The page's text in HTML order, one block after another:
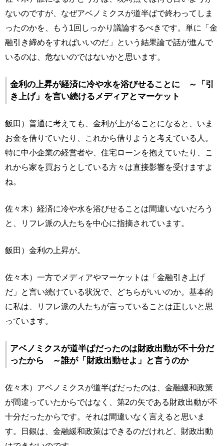
ないのですが、なぜアベノミクスが道半ばで終わってしま
ったのかを、もう1回しっかり議論するべきです。単に「金
融引き締めをすればいいのだ」という結果論で話が進んで
いるのは、危ないのではないかと思います。
金利の上昇が経済に冷や水を浴びせることに ～「引
き上げ」を言い続けるメディアとマーケット
飯田）普通に考えても、金利が上がることになると、いま
お金を借りていたり、これから借りようと考えている人。
特に中小企業の経営者や、住宅ローンを抱えていたり、こ
れから家を買おうとしている方々は直接影響を受けますよ
ね。
佐々木）経済に冷や水を浴びせることは間違いないだろう
と、リフレ派の人たちを中心に指摘されています。
飯田）金利の上昇が。
佐々木）一方でメディアやマーケットは「金融引き上げ
だ」と言い続けている状況で、どちらがいいのか。基本的
に私は、リフレ派の人たちが言っていることは正しいと思
っています。
アベノミクスが道半ばだったのは財政出動が不十分だ
ったから ～誰が「財政出動せよ」と言うのか
佐々木）アベノミクスが道半ばだったのは、金融緩和政策
が間違っていたからではなく、第2の矢である財政出動が不
十分だったからです。それは間違いなく言えると思いま
す。日銀は、金融緩和政策はできるのだけれど、財政出動